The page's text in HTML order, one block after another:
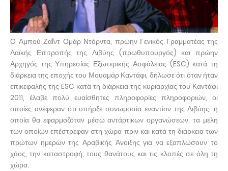
Ο Αμπού Ζαΐντ Ομάρ Ντόρντα, πρώην Γενικός Γραμματέας της
Λαϊκής Επιτροπής της Λιβύης (πρωθυπουργός) και πρώην
Αρχηγός της Υπηρεσίας Εξωτερικής Ασφάλειας (ESC) κατά τη
διάρκεια της εποχής του Μουαμάρ Καντάφι, δήλωσε ότι όταν ήταν
επικεφαλής της ESC κατά τη διάρκεια της κυριαρχίας του Καντάφι
2011, έλαβε πολύ ευαίσθητες πληροφορίες πληροφοριών, οι
οποίες ανέφεραν ότι υπήρξε συνωμοσία εναντίον της Λιβύης, η
οποία θα εφαρμοζόταν μέσω αντάρτικων οργανώσεων, τα μέλη
των οποίων επέστρεφαν στη χώρα πριν και κατά τη διάρκεια των
πρώτων ημερών της Αραβικής Άνοιξης για να εξαπλώσουν το
χάος, την καταστροφή, τους θανάτους και τις κλοπές σε όλη τη
χώρα.